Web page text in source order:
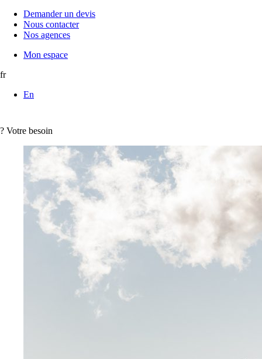
Demander un devis
Nous contacter
Nos agences
Mon espace
fr
En
? Votre besoin